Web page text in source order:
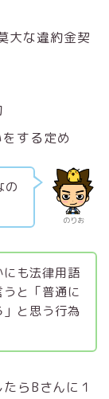
大な違約金契
する定め
のりお
の
にも法律用語
と「普通に
と思う行為
らBさんに１